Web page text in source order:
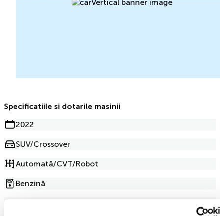
Specificatiile si dotarile masinii
2022
SUV/Crossover
Automată/CVT/Robot
Benzină